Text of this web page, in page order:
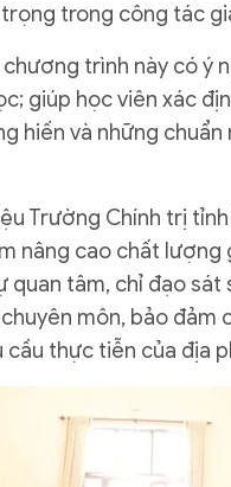
trong công tác
trình này có ý
giúp học viên xác
hiến và những
Trường Chính trị
nâng cao chất
tâm, chỉ đạo
môn, bảo
thực tiễn của địa